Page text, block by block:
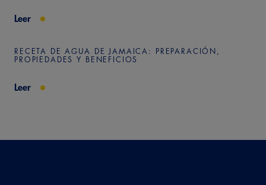
Leer
RECETA DE AGUA DE JAMAICA: PREPARACIÓN,
PROPIEDADES Y BENEFICIOS
Leer